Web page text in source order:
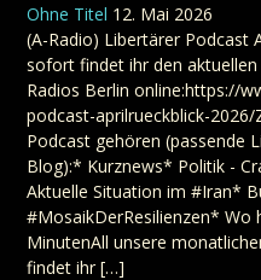
Ohne Titel 12. Mai 2026
(A-Radio) Libertärer Podcast
sofort findet ihr den
Radios Berlin online:https://
podcast-aprilrueckblick-
Podcast gehören (passende
Blog):* Kurznews* Politik -
Aktuelle Situation im #Iran*
#MosaikDerResilienzen* Wo
MinutenAll unsere
findet ihr […]